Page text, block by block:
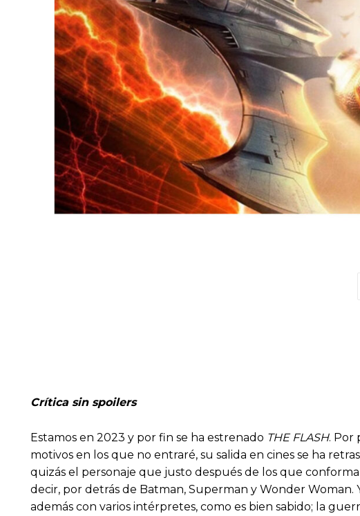
Crítica sin spoilers
Estamos en 2023 y por fin se ha estrenado THE FLASH. Por
motivos en los que no entraré, su salida en cines se ha
quizás el personaje que justo después de los que
decir, por detrás de Batman, Superman y Wonder
además con varios intérpretes, como es bien sabido; la